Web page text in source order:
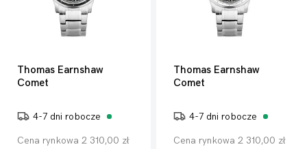
Thomas Earnshaw
Comet
4-7 dni robocze
Cena rynkowa 2 310,00 zł
Thomas Earnshaw
Comet
4-7 dni robocze
Cena rynkowa 2 310,00 zł